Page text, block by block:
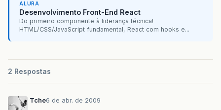
ALURA
Desenvolvimento Front-End React
Do primeiro componente à liderança técnica!
HTML/CSS/JavaScript fundamental, React com hooks e...
2 Respostas
Tche6 de abr. de 2009